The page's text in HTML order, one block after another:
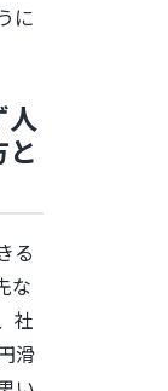
に
人
る
な
社
滑